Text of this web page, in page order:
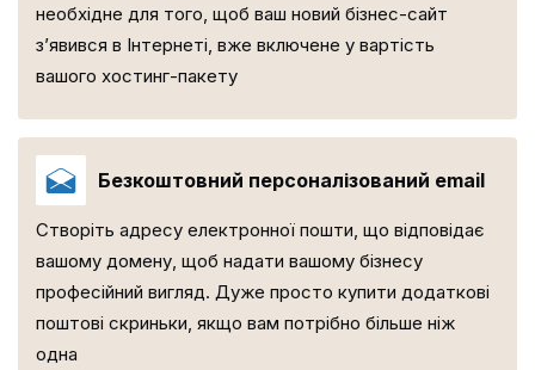
необхідне для того, щоб ваш новий бізнес-сайт
з’явився в Інтернеті, вже включене у вартість
вашого хостинг-пакету
Безкоштовний персоналізований email
Створіть адресу електронної пошти, що відповідає
вашому домену, щоб надати вашому бізнесу
професійний вигляд. Дуже просто купити додаткові
поштові скриньки, якщо вам потрібно більше ніж
одна